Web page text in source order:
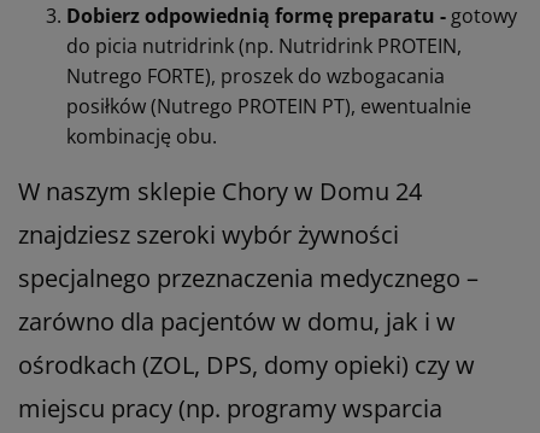
Dobierz odpowiednią formę preparatu - gotowy
do picia nutridrink (np. Nutridrink PROTEIN,
Nutrego FORTE), proszek do wzbogacania
posiłków (Nutrego PROTEIN PT), ewentualnie
kombinację obu.
W naszym sklepie Chory w Domu 24
znajdziesz szeroki wybór żywności
specjalnego przeznaczenia medycznego –
zarówno dla pacjentów w domu, jak i w
ośrodkach (ZOL, DPS, domy opieki) czy w
miejscu pracy (np. programy wsparcia